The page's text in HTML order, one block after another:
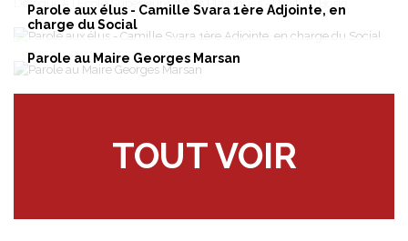
Parole aux élus - Camille Svara 1ère Adjointe, en
charge du Social
Parole au Maire Georges Marsan
TOUT VOIR